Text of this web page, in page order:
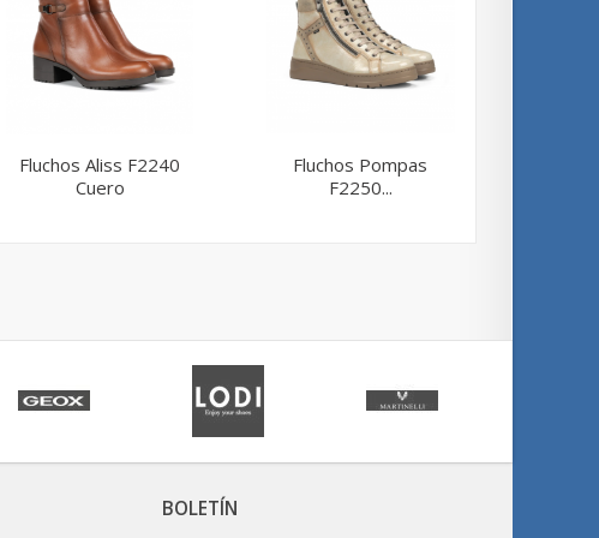
Fluchos Aliss F2240
Cuero
Fluchos Pompas
F2250...
BOLETÍN